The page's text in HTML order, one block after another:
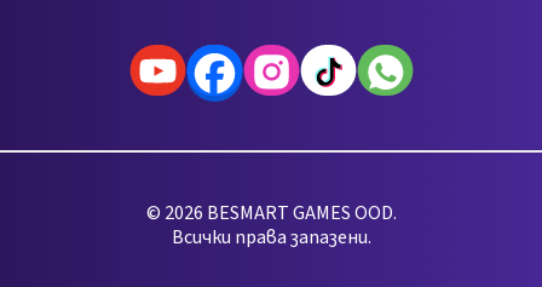
© 2026 BESMART GAMES OOD.
Всички права запазени.